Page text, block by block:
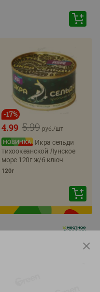
-17%
5.99
4.99 руб./шт
Икра сельди
тихоокеанской Лунское
море 120г ж/б ключ
120г